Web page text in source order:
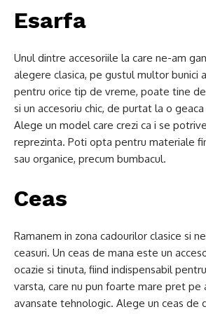
Esarfa
Unul dintre accesoriile la care ne-am
alegere clasica, pe gustul multor bunici
pentru orice tip de vreme, poate tine
si un accesoriu chic, de purtat la o
Alege un model care crezi ca i se
reprezinta. Poti opta pentru materiale
sau organice, precum bumbacul.
Ceas
Ramanem in zona cadourilor clasice si
ceasuri. Un ceas de mana este un
ocazie si tinuta, fiind indispensabil
varsta, care nu pun foarte mare pret pe
avansate tehnologic. Alege un ceas de